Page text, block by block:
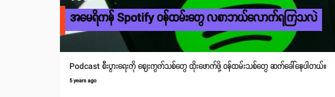
အမေရိကန် Spotify ဝန်ထမ်းတွေ လစာဘယ်လောက်ရကြသလဲ
Podcast စီးပွားရေးကို ဈေးကွက်သစ်တွေ ထိုးဖောက်ဖို့ ဝန်ထမ်းသစ်တွေ ဆက်ခေါ်နေပါတယ်။
5 years ago